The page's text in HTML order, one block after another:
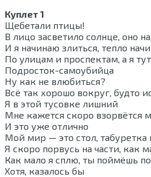
Куплет 1
Щебетали птицы!
В лицо засветило солнце, оно
И я начинаю злиться, тепло
По улицам и проспектам, а я
Подросток-самоубийца
Ну как не влюбиться?
Всё так хорошо вокруг, будто
Я в этой тусовке лишний
Мне кажется скоро взорвётся
И это уже отлично
Мой мир — это стол,
Я скоро порвусь на части, как
Как мало я сплю, ты поймёшь
Хотя, казалось бы